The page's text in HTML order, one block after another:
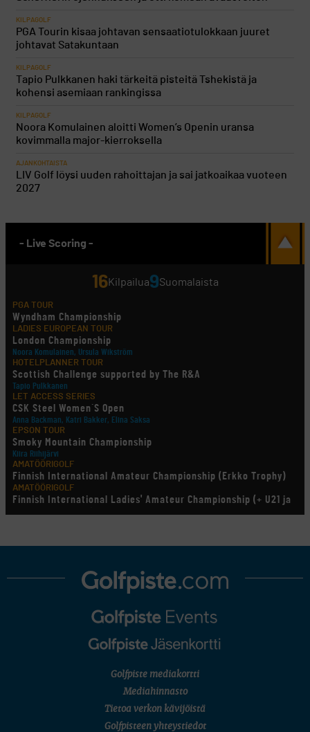
KILPAGOLF
PGA Tourin kisaa johtavan sensaatiotulokkaan juuret
johtavat Satakuntaan
KILPAGOLF
Tapio Pulkkanen haki tärkeitä pisteitä Tshekistä ja
kohensi asemiaan rankingissa
KILPAGOLF
Noora Komulainen aloitti Women’s Openin uransa
kovimmalla major-kierroksella
AJANKOHTAISTA
LIV Golf löysi uuden rahoittajan ja sai jatkoaikaa vuoteen
2027
- Live Scoring -
16Kilpailua9Suomalaista
PGA TOUR
Wyndham Championship
LADIES EUROPEAN TOUR
London Championship
Noora Komulainen, Ursula Wikström
HOTELPLANNER TOUR
Scottish Challenge supported by The R&A
Tapio Pulkkanen
LET ACCESS SERIES
CSK Steel Women´S Open
Anna Backman, Katri Bakker, Elina Saksa
EPSON TOUR
Smoky Mountain Championship
Kiira Riihijärvi
AMATÖÖRIGOLF
Finnish International Amateur Championship (Erkko Trophy)
AMATÖÖRIGOLF
Finnish International Ladies' Amateur Championship (+ U21 ja
U18/FJT/Aulanko)
LEGENDS TOUR
U.S. Women's Amateur Championship
English Boys' (U14) Open Amateur Stroke Play Championship
Eeli Krankka, Lionel Mutikainen
Kivitippu Classic Invitational 2026
SM-reikäpeli (M50/Kymen Golf)
7 (U18 ja U21/pojat/Tahko)
Golfpiste mediakortti
Mediahinnasto
Tietoa verkon kävijöistä
Golfpisteen yhteystiedot